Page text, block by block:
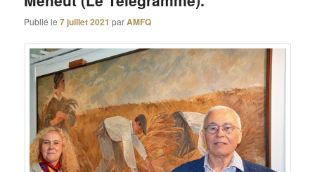
Publié le7 juillet 2021 parAMFQ